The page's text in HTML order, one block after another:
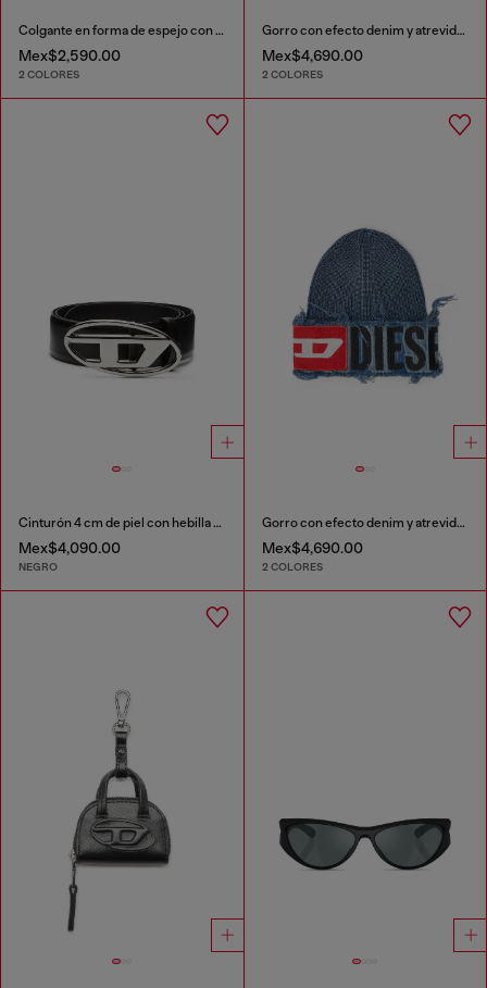
Colgante en forma de espejo con acabado brillante
Mex$2,590.00
2 COLORES
Gorro con efecto denim y atrevido detalle de parche
Mex$4,690.00
2 COLORES
Cinturón 4 cm de piel con hebilla ovalada D
Mex$4,090.00
NEGRO
Gorro con efecto denim y atrevido detalle de parche
Mex$4,690.00
2 COLORES